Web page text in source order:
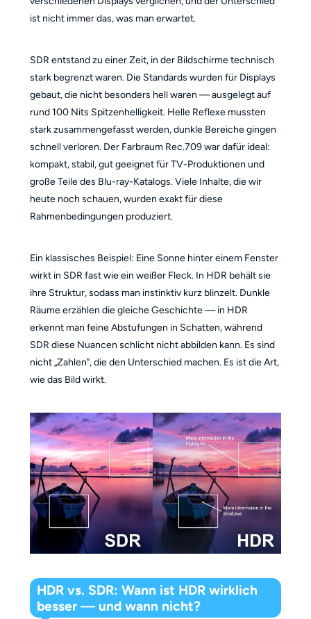
ist nicht immer das, was man erwartet.
SDR entstand zu einer Zeit, in der Bildschirme technisch
stark begrenzt waren. Die Standards wurden für Displays
gebaut, die nicht besonders hell waren — ausgelegt auf
rund 100 Nits Spitzenhelligkeit. Helle Reflexe mussten
stark zusammengefasst werden, dunkle Bereiche gingen
schnell verloren. Der Farbraum Rec.709 war dafür ideal:
kompakt, stabil, gut geeignet für TV-Produktionen und
große Teile des Blu-ray-Katalogs. Viele Inhalte, die wir
heute noch schauen, wurden exakt für diese
Rahmenbedingungen produziert.
Ein klassisches Beispiel: Eine Sonne hinter einem Fenster
wirkt in SDR fast wie ein weißer Fleck. In HDR behält sie
ihre Struktur, sodass man instinktiv kurz blinzelt. Dunkle
Räume erzählen die gleiche Geschichte — in HDR
erkennt man feine Abstufungen in Schatten, während
SDR diese Nuancen schlicht nicht abbilden kann. Es sind
nicht „Zahlen", die den Unterschied machen. Es ist die Art,
wie das Bild wirkt.
HDR vs. SDR: Wann ist HDR wirklich
besser — und wann nicht?